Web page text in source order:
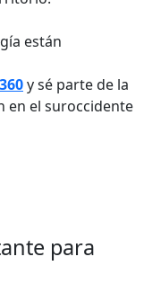
están
y sé parte de la
en el suroccidente
para